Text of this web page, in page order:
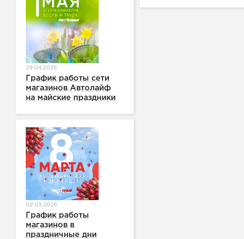
29.04.2026
График работы сети
магазинов Автолайф
на майские праздники
02.03.2026
График работы
магазинов в
праздничные дни